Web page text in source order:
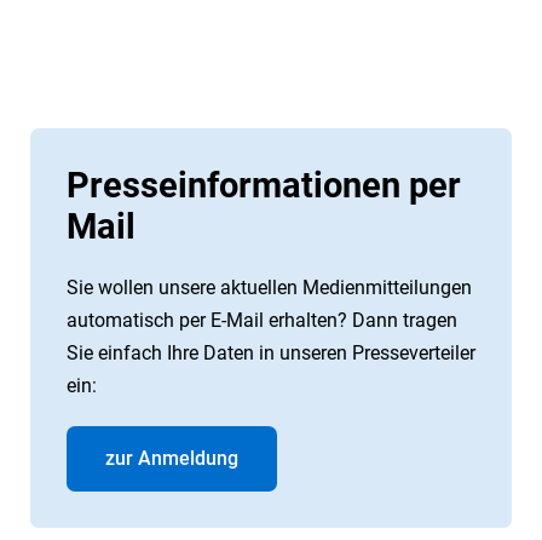
Presseinformationen per
Mail
Sie wollen unsere aktuellen Medienmitteilungen
automatisch per E-Mail erhalten? Dann tragen
Sie einfach Ihre Daten in unseren Presseverteiler
ein:
zur Anmeldung